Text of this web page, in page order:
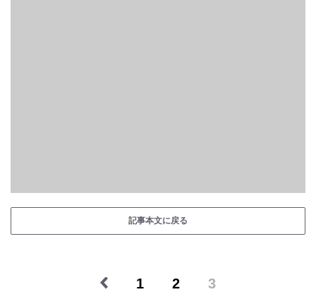
記事本文に戻る
1 2 3